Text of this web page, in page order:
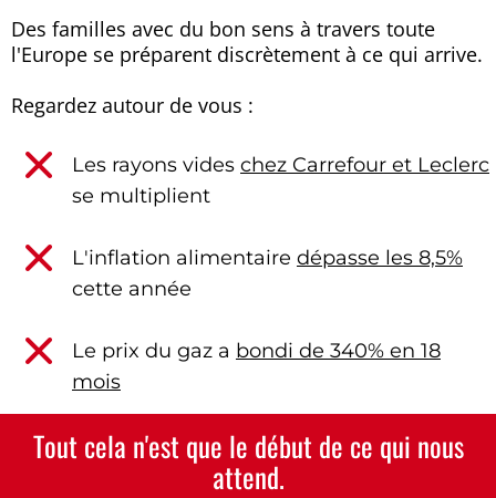
Des familles avec du bon sens à travers toute
l'Europe se préparent discrètement à ce qui arrive.
Regardez autour de vous :
Les rayons vides chez Carrefour et Leclerc
se multiplient
L'inflation alimentaire dépasse les 8,5%
cette année
Le prix du gaz a bondi de 340% en 18
mois
Tout cela n'est que le début de ce qui nous
attend.